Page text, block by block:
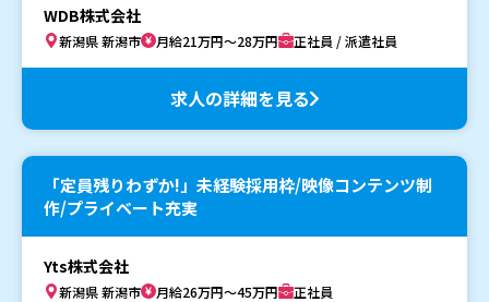
WDB株式会社
新潟県 新潟市 月給21万円～28万円 正社員 / 派遣社員
求人の詳細を見る
「定員残りわずか!」未経験採用枠/映像コンテンツ制
作/プライベート充実
Yts株式会社
新潟県 新潟市 月給26万円～45万円 正社員